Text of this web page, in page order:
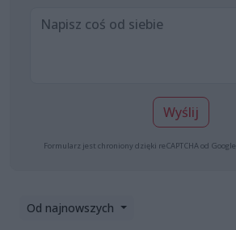
Wyślij
Formularz jest chroniony dzięki reCAPTCHA od Google:
Od najnowszych